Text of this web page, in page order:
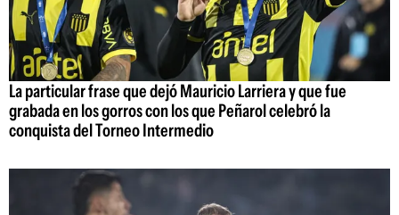
La particular frase que dejó Mauricio Larriera y que fue
grabada en los gorros con los que Peñarol celebró la
conquista del Torneo Intermedio